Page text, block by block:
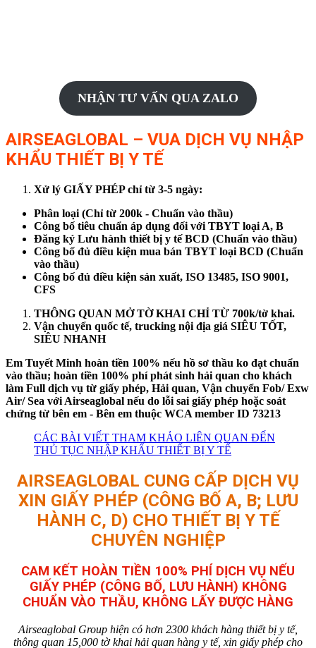
NHẬN TƯ VẤN QUA ZALO
AIRSEAGLOBAL – VUA DỊCH VỤ NHẬP
KHẨU THIẾT BỊ Y TẾ
Xử lý GIẤY PHÉP chỉ từ 3-5 ngày:
Phân loại (Chỉ từ 200k - Chuẩn vào thầu)
Công bố tiêu chuẩn áp dụng đối với TBYT loại A, B
Đăng ký Lưu hành thiết bị y tế BCD (Chuẩn vào thầu)
Công bố đủ điều kiện mua bán TBYT loại BCD (Chuẩn
vào thầu)
Công bố đủ điều kiện sản xuất, ISO 13485, ISO 9001,
CFS
THÔNG QUAN MỞ TỜ KHAI CHỈ TỪ 700k/tờ khai.
Vận chuyển quốc tế, trucking nội địa giá SIÊU TỐT,
SIÊU NHANH
Em Tuyết Minh hoàn tiền 100% nếu hồ sơ thầu ko đạt chuẩn
vào thầu; hoàn tiền 100% phí phát sinh hải quan cho khách
làm Full dịch vụ từ giấy phép, Hải quan, Vận chuyển Fob/ Exw
Air/ Sea với Airseaglobal nếu do lỗi sai giấy phép hoặc soát
chứng từ bên em - Bên em thuộc WCA member ID 73213
CÁC BÀI VIẾT THAM KHẢO LIÊN QUAN ĐẾN
THỦ TỤC NHẬP KHẨU THIẾT BỊ Y TẾ
AIRSEAGLOBAL CUNG CẤP DỊCH VỤ
XIN GIẤY PHÉP (CÔNG BỐ A, B; LƯU
HÀNH C, D) CHO THIẾT BỊ Y TẾ
CHUYÊN NGHIỆP
CAM KẾT HOÀN TIỀN 100% PHÍ DỊCH VỤ NẾU
GIẤY PHÉP (CÔNG BỐ, LƯU HÀNH) KHÔNG
CHUẨN VÀO THẦU, KHÔNG LẤY ĐƯỢC HÀNG
Airseaglobal Group hiện có hơn 2300 khách hàng thiết bị y tế,
thông quan 15,000 tờ khai hải quan hàng y tế, xin giấy phép cho